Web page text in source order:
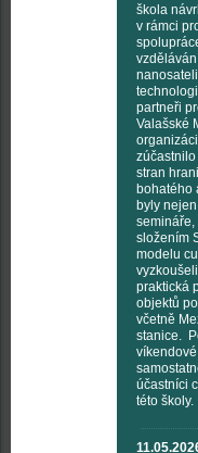
škola
v rámci
partneři
Valašské
stran
bohatého
byly
semináře,
složením
modelu
praktická
objektů
včetně
stanice.
účastníci
této školy.